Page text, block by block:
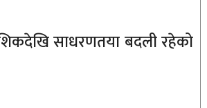
साधरणतया बदली रहेको